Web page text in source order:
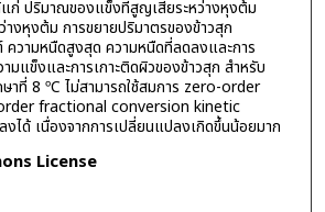
ก่ ปริมาณของแข็งที่สูญเสียระหว่างหุงต้ม
งหุงต้ม การขยายปริมาตรของข้าวสุก
วามหนืดสูงสุด ความหนืดที่ลดลงและการ
มแข็งและการเกาะติดผิวของข้าวสุก สำหรับ
าที่ 8 ºC ไม่สามารถใช้สมการ zero-order
fractional conversion kinetic
ได้ เนื่องจากการเปลี่ยนแปลงเกิดขึ้นน้อยมาก
License